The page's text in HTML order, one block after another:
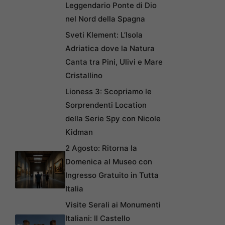
Leggendario Ponte di Dio
nel Nord della Spagna
Sveti Klement: L’Isola
Adriatica dove la Natura
Canta tra Pini, Ulivi e Mare
Cristallino
Lioness 3: Scopriamo le
Sorprendenti Location
della Serie Spy con Nicole
Kidman
2 Agosto: Ritorna la
Domenica al Museo con
Ingresso Gratuito in Tutta
Italia
Visite Serali ai Monumenti
Italiani: Il Castello